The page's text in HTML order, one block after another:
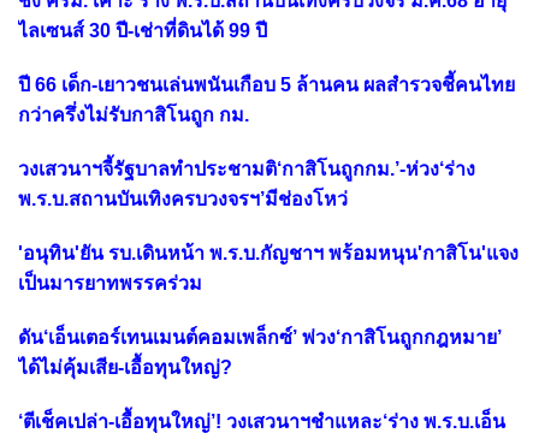
ไลเซนส์ 30 ปี-เช่าที่ดินได้ 99 ปี
ปี 66 เด็ก-เยาวชนเล่นพนันเกือบ 5 ล้านคน ผลสำรวจชี้คนไทย
กว่าครึ่งไม่รับกาสิโนถูก กม.
วงเสวนาฯจี้รัฐบาลทำประชามติ‘กาสิโนถูกกม.’-ห่วง‘ร่าง
พ.ร.บ.สถานบันเทิงครบวงจรฯ’มีช่องโหว่
'อนุทิน'ยัน รบ.เดินหน้า พ.ร.บ.กัญชาฯ พร้อมหนุน'กาสิโน'แจง
เป็นมารยาทพรรคร่วม
ดัน‘เอ็นเตอร์เทนเมนต์คอมเพล็กซ์’ พ่วง‘กาสิโนถูกกฎหมาย’
ได้ไม่คุ้มเสีย-เอื้อทุนใหญ่?
‘ตีเช็คเปล่า-เอื้อทุนใหญ่’! วงเสวนาฯชำแหละ‘ร่าง พ.ร.บ.เอ็น